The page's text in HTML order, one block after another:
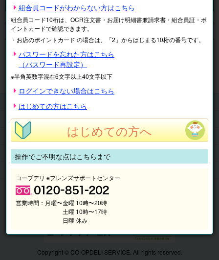
申し訳ございません。 現在、該当商品は、お取扱いしておりません。
マイページ 注文履歴
抽選結果
請求内容
チケット
くらしのサービス
このサイトの使い方
マイページ
Copyright © CO-OPDELI SERVICE. All rights reserved.
組合員コードがわからない方はこちら
組合員コード10桁は、OCR注文書・お届け明細書兼請求書・組合員証・ポ
イントカードで確認できます。
・お店のポイントカード の場合は、「2」からはじまる10桁の番号です。
パスワードを忘れた方はこちら
（パスワード再設定）
※半角英数字混在6文字以上40文字以下
ログインできない場合はこちら
はじめての方はこちら
はじめての方へ
操作でご不明な点はこちらまで
コープデリ eフレンズサポートセンター
営業時間： 月曜〜金曜 10時〜20時
土曜 10時〜17時
日曜 休み